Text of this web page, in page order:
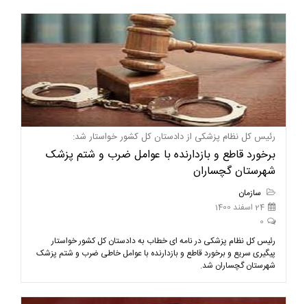
رئیس کل نظام پزشکی از دادستان کل کشور خواستار شد:
برخورد قاطع و بازدارنده با عوامل ضرب و شتم پزشک
شهرستان گچساران
سازمان
24 اسفند 1400
0
رئیس کل نظام پزشکی در نامه ای خطاب به دادستان کل کشور خواستار
پیگیری سریع و برخورد قاطع و بازدارنده با عوامل خاطی ضرب و شتم پزشک
شهرستان گچساران شد.